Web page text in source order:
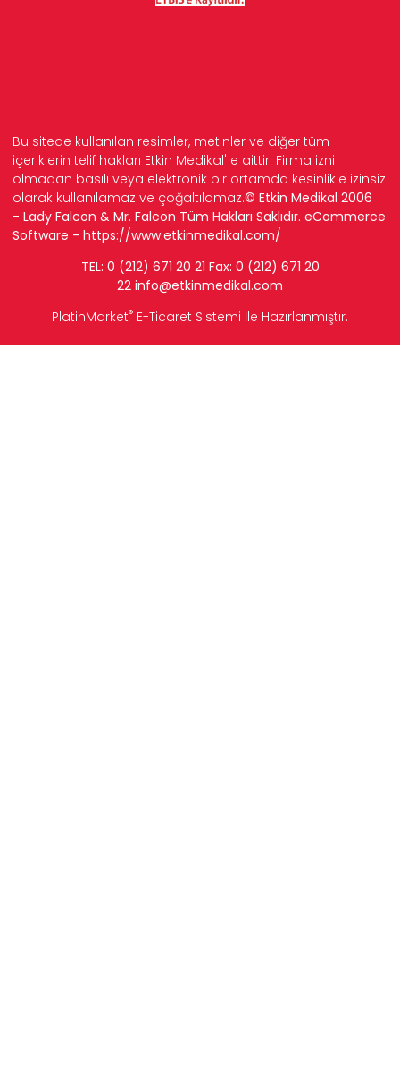
Bu sitede kullanılan resimler, metinler ve diğer tüm
içeriklerin telif hakları Etkin Medikal' e aittir. Firma izni
olmadan basılı veya elektronik bir ortamda kesinlikle izinsiz
olarak kullanılamaz ve çoğaltılamaz.© Etkin Medikal 2006
- Lady Falcon & Mr. Falcon Tüm Hakları Saklıdır. eCommerce
Software - https://www.etkinmedikal.com/
TEL: 0 (212) 671 20 21 Fax: 0 (212) 671 20
22 info@etkinmedikal.com
PlatinMarket® E-Ticaret Sistemi İle Hazırlanmıştır.